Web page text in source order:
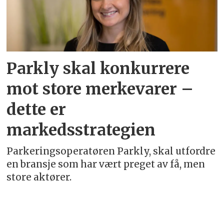
Parkly skal konkurrere
mot store merkevarer –
dette er
markedsstrategien
Parkeringsoperatøren Parkly, skal utfordre
en bransje som har vært preget av få, men
store aktører.